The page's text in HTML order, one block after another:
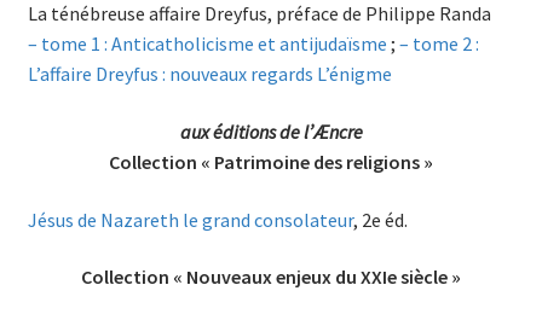
La ténébreuse affaire Dreyfus, préface de Philippe Randa
– tome 1 : Anticatholicisme et antijudaïsme ; – tome 2 :
L’affaire Dreyfus : nouveaux regards L’énigme
aux éditions de l’Æncre
Collection « Patrimoine des religions »
Jésus de Nazareth le grand consolateur, 2e éd.
Collection « Nouveaux enjeux du XXIe siècle »